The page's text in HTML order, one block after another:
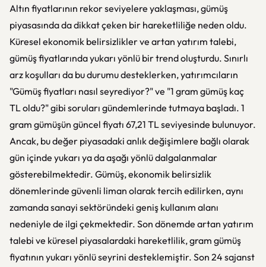
Altın fiyatlarının rekor seviyelere yaklaşması, gümüş
piyasasında da dikkat çeken bir hareketliliğe neden oldu.
Küresel ekonomik belirsizlikler ve artan yatırım talebi,
gümüş fiyatlarında yukarı yönlü bir trend oluşturdu. Sınırlı
arz koşulları da bu durumu desteklerken, yatırımcıların
"Gümüş fiyatları nasıl seyrediyor?" ve "1 gram gümüş kaç
TL oldu?" gibi soruları gündemlerinde tutmaya başladı. 1
gram gümüşün güncel fiyatı 67,21 TL seviyesinde bulunuyor.
Ancak, bu değer piyasadaki anlık değişimlere bağlı olarak
gün içinde yukarı ya da aşağı yönlü dalgalanmalar
gösterebilmektedir. Gümüş, ekonomik belirsizlik
dönemlerinde güvenli liman olarak tercih edilirken, aynı
zamanda sanayi sektöründeki geniş kullanım alanı
nedeniyle de ilgi çekmektedir. Son dönemde artan yatırım
talebi ve küresel piyasalardaki hareketlilik, gram gümüş
fiyatının yukarı yönlü seyrini desteklemiştir. Son 24 sajanst